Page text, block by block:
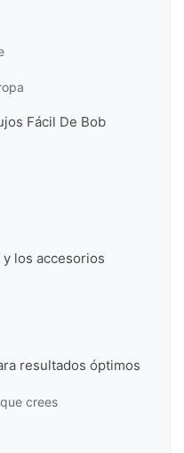
Fácil De Bob
los accesorios
resultados óptimos
crees